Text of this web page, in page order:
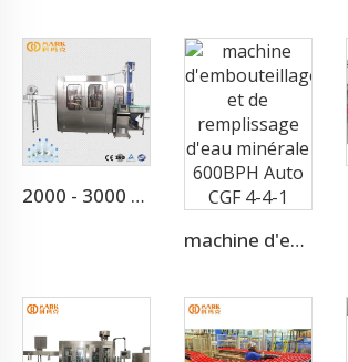
2000 - 3000 BPH pour une petite usine d'eau minérale de 500ml (CGF8-8-3)
machine d'embouteillage et de remplissage d'eau minérale 600BPH Auto CGF 4-4-1